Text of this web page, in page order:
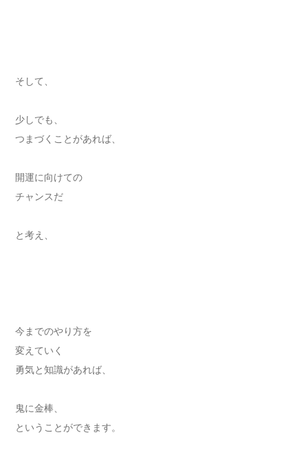
そして、
少しでも、
つまづくことがあれば、
開運に向けての
チャンスだ
と考え、
今までのやり方を
変えていく
勇気と知識があれば、
鬼に金棒、
ということができます。